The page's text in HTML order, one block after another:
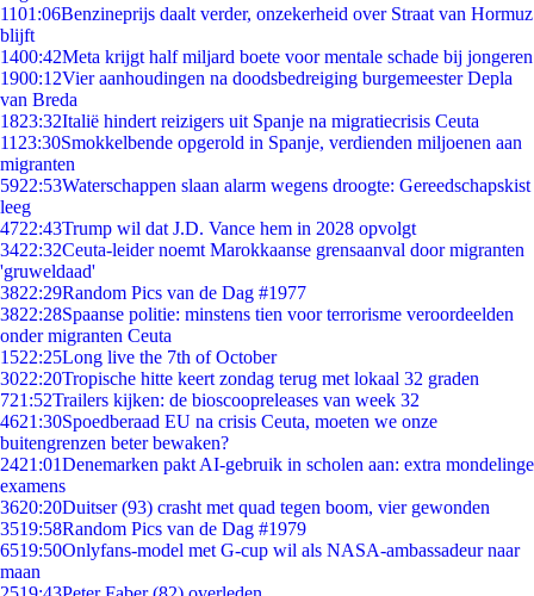
1101:06Benzineprijs daalt verder, onzekerheid over Straat van Hormuz
blijft
1400:42Meta krijgt half miljard boete voor mentale schade bij jongeren
1900:12Vier aanhoudingen na doodsbedreiging burgemeester Depla
van Breda
1823:32Italië hindert reizigers uit Spanje na migratiecrisis Ceuta
11 23:30Smokkelbende opgerold in Spanje, verdienden miljoenen aan
migranten
5922:53Waterschappen slaan alarm wegens droogte: Gereedschapskist
leeg
4722:43Trump wil dat J.D. Vance hem in 2028 opvolgt
3422:32Ceuta-leider noemt Marokkaanse grensaanval door migranten
'gruweldaad'
3822:29Random Pics van de Dag #1977
3822:28Spaanse politie: minstens tien voor terrorisme veroordeelden
onder migranten Ceuta
1522:25Long live the 7th of October
3022:20Tropische hitte keert zondag terug met lokaal 32 graden
721:52Trailers kijken: de bioscoopreleases van week 32
4621:30Spoedberaad EU na crisis Ceuta, moeten we onze
buitengrenzen beter bewaken?
2421:01Denemarken pakt AI-gebruik in scholen aan: extra mondelinge
examens
3620:20Duitser (93) crasht met quad tegen boom, vier gewonden
3519:58Random Pics van de Dag #1979
6519:50Onlyfans-model met G-cup wil als NASA-ambassadeur naar
maan